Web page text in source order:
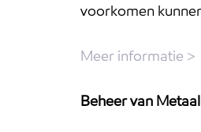
voorkomen
Meer informatie >
Beheer van